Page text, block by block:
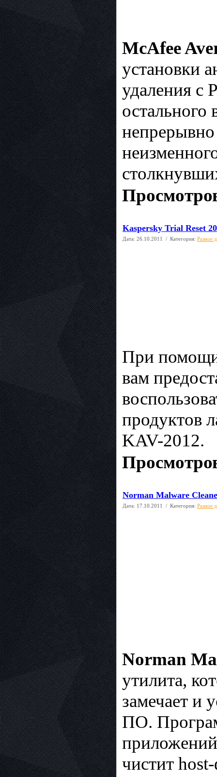
McAfee
установки
удаления с
Kaspersky Trial Reset
Дата: 26.10.2011 / Категория: Разное
При
вам
продуктов
KAV-2012.
Norman Malware
Дата: 17.10.2011 / Категория: Разное
Norman
утилита,
замечает и
ПО.
чистит